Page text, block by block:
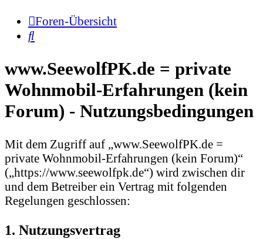
Foren-Übersicht
www.SeewolfPK.de = private
Wohnmobil-Erfahrungen (kein
Forum) - Nutzungsbedingungen
Mit dem Zugriff auf „www.SeewolfPK.de =
private Wohnmobil-Erfahrungen (kein Forum)“
(„https://www.seewolfpk.de“) wird zwischen dir
und dem Betreiber ein Vertrag mit folgenden
Regelungen geschlossen:
1. Nutzungsvertrag